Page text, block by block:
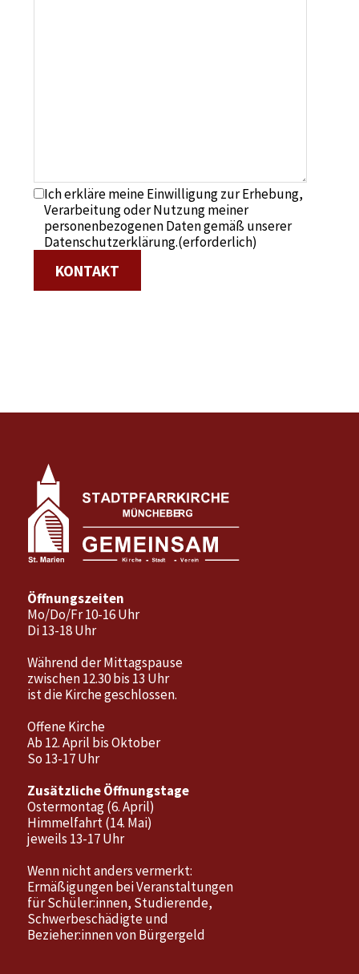
Ich erkläre meine Einwilligung zur Erhebung,
Verarbeitung oder Nutzung meiner
personenbezogenen Daten gemäß unserer
Datenschutzerklärung.(erforderlich)
KONTAKT
Öffnungszeiten
Mo/Do/Fr 10-16 Uhr
Di 13-18 Uhr
Während der Mittagspause
zwischen 12.30 bis 13 Uhr
ist die Kirche geschlossen.
Offene Kirche
Ab 12. April bis Oktober
So 13-17 Uhr
Zusätzliche Öffnungstage
Ostermontag (6. April)
Himmelfahrt (14. Mai)
jeweils 13-17 Uhr
Wenn nicht anders vermerkt:
Ermäßigungen bei Veranstaltungen
für Schüler:innen, Studierende,
Schwerbeschädigte und
Bezieher:innen von Bürgergeld